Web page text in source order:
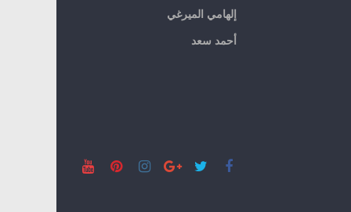
إلهامي الميرغي
أحمد سعد